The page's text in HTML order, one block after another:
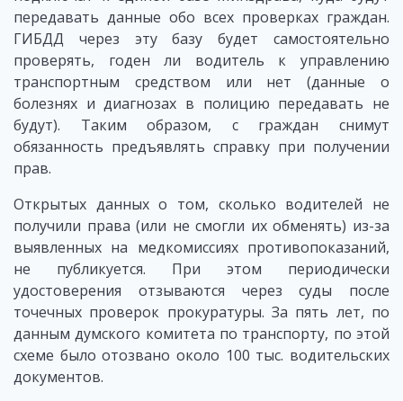
передавать данные обо всех проверках граждан.
ГИБДД через эту базу будет самостоятельно
проверять, годен ли водитель к управлению
транспортным средством или нет (данные о
болезнях и диагнозах в полицию передавать не
будут). Таким образом, с граждан снимут
обязанность предъявлять справку при получении
прав.
Открытых данных о том, сколько водителей не
получили права (или не смогли их обменять) из-за
выявленных на медкомиссиях противопоказаний,
не публикуется. При этом периодически
удостоверения отзываются через суды после
точечных проверок прокуратуры. За пять лет, по
данным думского комитета по транспорту, по этой
схеме было отозвано около 100 тыс. водительских
документов.